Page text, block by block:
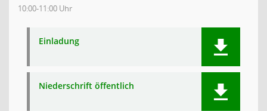
10:00-11:00 Uhr
Einladung
Niederschrift öffentlich